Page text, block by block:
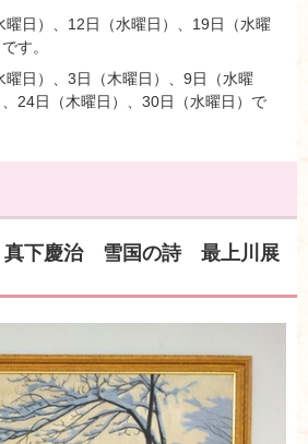
曜日）、12日（水曜日）、19日（水曜
す。
曜日）、3日（木曜日）、9日（水曜
24日（木曜日）、30日（水曜日）で
真下慶治 雪国の詩 最上川展